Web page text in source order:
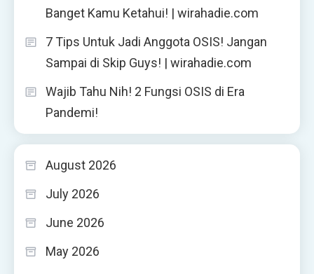
Banget Kamu Ketahui! | wirahadie.com
7 Tips Untuk Jadi Anggota OSIS! Jangan
Sampai di Skip Guys! | wirahadie.com
Wajib Tahu Nih! 2 Fungsi OSIS di Era
Pandemi!
August 2026
July 2026
June 2026
May 2026